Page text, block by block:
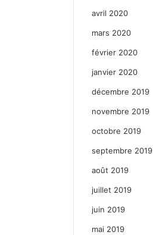
avril 2020
mars 2020
février 2020
janvier 2020
décembre 2019
novembre 2019
octobre 2019
septembre 2019
août 2019
juillet 2019
juin 2019
mai 2019